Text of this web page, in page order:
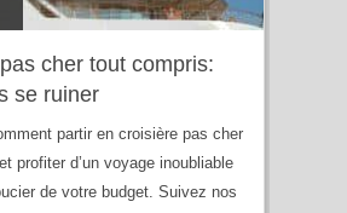
cher tout compris:
se ruiner
partir en croisière pas cher
profiter d’un voyage inoubliable
de votre budget. Suivez nos